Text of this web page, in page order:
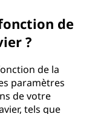
de
?
de la
paramètres
de votre
tels que